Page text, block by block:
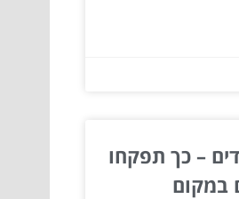
– כך תפקחו
במקום